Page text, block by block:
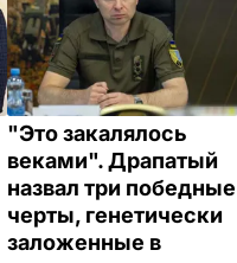
"Это закалялось
веками". Драпатый
назвал три победные
черты, генетически
заложенные в